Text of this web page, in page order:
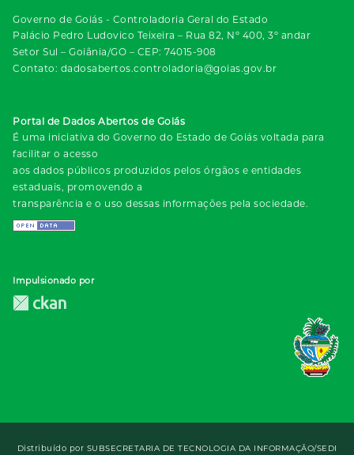
Governo de Goiás - Controladoria Geral do Estado
Palácio Pedro Ludovico Teixeira – Rua 82, Nº 400, 3º andar
Setor Sul – Goiânia/GO – CEP: 74015-908
Contato: dadosabertos.controladoria@goias.gov.br
Portal de Dados Abertos de Goiás
É uma iniciativa do Governo do Estado de Goiás voltada para
facilitar o acesso
aos dados públicos produzidos pelos órgãos e entidades
estaduais, promovendo a
transparência e o uso dessas informações pela sociedade.
Impulsionado por
Distribuído por SUBSECRETARIA DE TECNOLOGIA DA INFORMAÇÃO/SEDI